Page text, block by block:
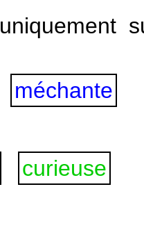
uniquement
méchante
curieuse